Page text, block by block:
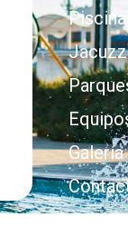
Piscinas
Galería